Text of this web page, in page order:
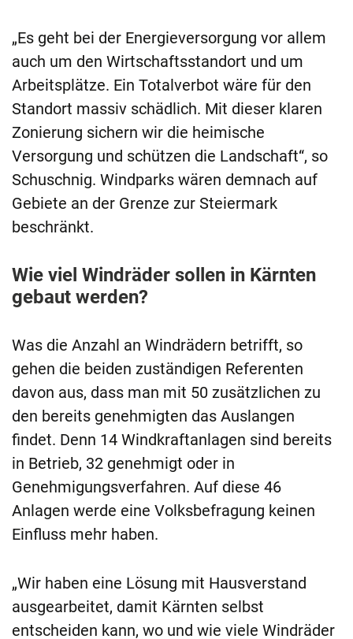
„Es geht bei der Energieversorgung vor allem
auch um den Wirtschaftsstandort und um
Arbeitsplätze. Ein Totalverbot wäre für den
Standort massiv schädlich. Mit dieser klaren
Zonierung sichern wir die heimische
Versorgung und schützen die Landschaft“, so
Schuschnig. Windparks wären demnach auf
Gebiete an der Grenze zur Steiermark
beschränkt.
Wie viel Windräder sollen in Kärnten
gebaut werden?
Was die Anzahl an Windrädern betrifft, so
gehen die beiden zuständigen Referenten
davon aus, dass man mit 50 zusätzlichen zu
den bereits genehmigten das Auslangen
findet. Denn 14 Windkraftanlagen sind bereits
in Betrieb, 32 genehmigt oder in
Genehmigungsverfahren. Auf diese 46
Anlagen werde eine Volksbefragung keinen
Einfluss mehr haben.
„Wir haben eine Lösung mit Hausverstand
ausgearbeitet, damit Kärnten selbst
entscheiden kann, wo und wie viele Windräder